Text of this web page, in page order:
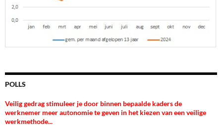
POLLS
Veilig gedrag stimuleer je door binnen bepaalde kaders de
werknemer meer autonomie te geven in het kiezen van een veilige
werkmethode...